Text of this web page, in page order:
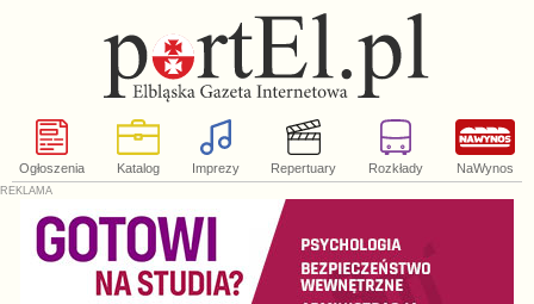
Ogłoszenia Katalog Imprezy Repertuary Rozkłady NaWynos